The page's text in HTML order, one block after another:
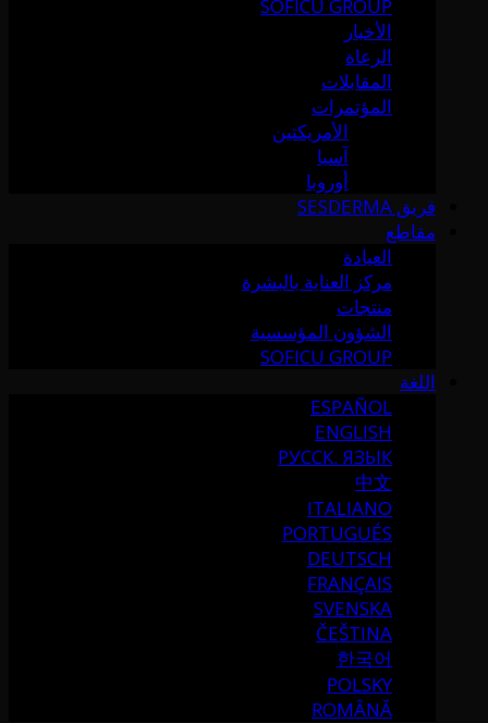
SOFICU GROUP
الأخبار
الرعاة
المقابلات
المؤتمرات
الأمريكتين
آسيا
أوروبا
فريق SESDERMA
مقاطع
العيادة
مركز العناية بالبشرة
منتجات
الشؤون المؤسسية
SOFICU GROUP
اللغة
ESPAÑOL
ENGLISH
РУССК. ЯЗЫК
中文
ITALIANO
PORTUGUÉS
DEUTSCH
FRANÇAIS
SVENSKA
ČEŠTINA
한국어
POLSKY
ROMÂNĂ